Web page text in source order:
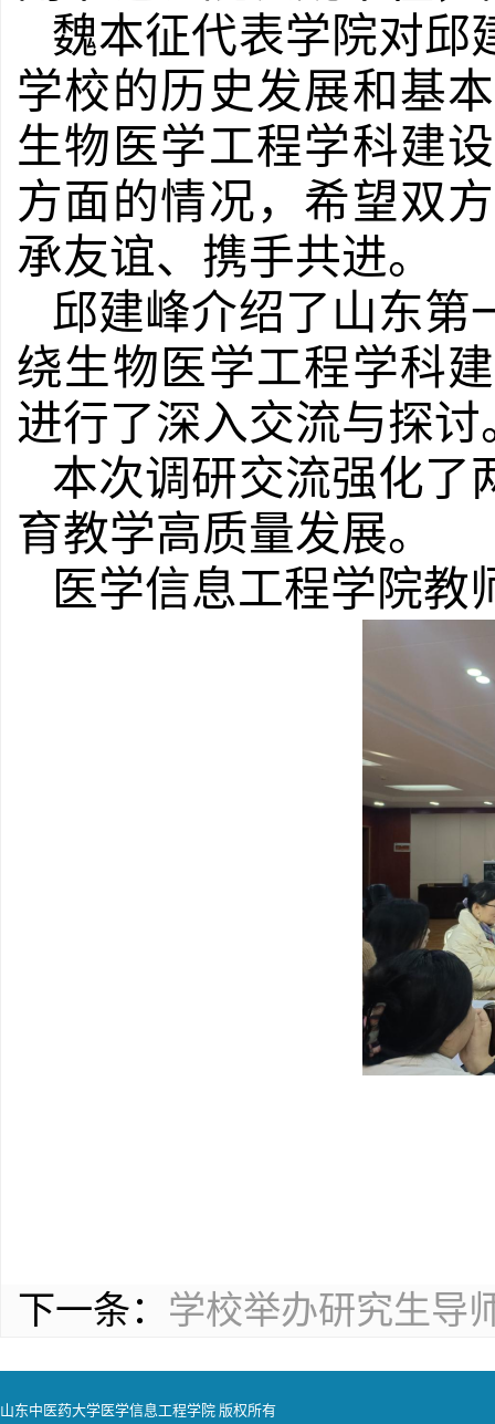
魏本征代表学院对邱
学校的历史发展和基
生物医学工程学科建
方面的情况， 希望双
承友谊、携手共进。
邱建峰介绍了山东第
绕生物医学工程学科
进行了深入交流与探讨
本次调研交流强化了
育教学高质量发展。
医学信息工程学院教
下一条： 学校举办研究生导
山东中医药大学医学信息工程学院 版权所有